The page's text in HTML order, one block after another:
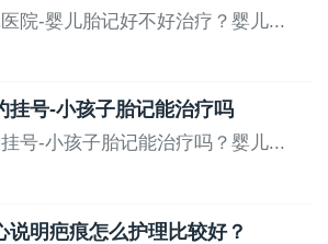
医院-婴儿胎记好不好治疗？婴儿...
挂号-小孩子胎记能治疗吗
号-小孩子胎记能治疗吗？婴儿...
说明疤痕怎么护理比较好？